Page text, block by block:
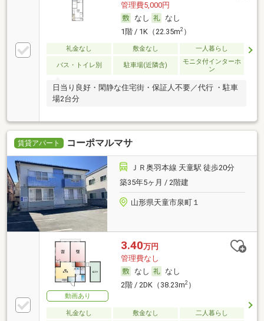
管理費5,000円
なし
なし
1階 / 1K（22.35m2）
礼金なし 敷金なし 一人暮らし
バス・トイレ別 駐車場(近隣含)
モニタ付インターホ
ン
日当り良好・閑静な住宅街・保証人不要／代行 ・駐車
場2台分
賃貸アパート コーポマルマサ
ＪＲ奥羽本線 天童駅 徒歩20分
築35年5ヶ月 / 2階建
山形県天童市泉町１
動画あり
3.40万円
管理費なし
なし
なし
2階 / 2DK（38.23m2）
礼金なし 敷金なし
二人暮らし